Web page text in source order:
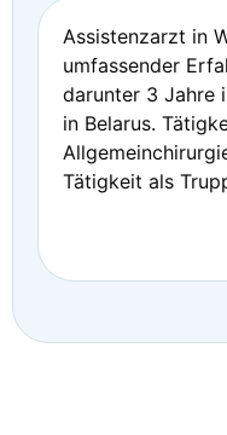
Assistenzarzt in
umfassender
darunter 3 Jahre
in Belarus.
Tätigkeit als